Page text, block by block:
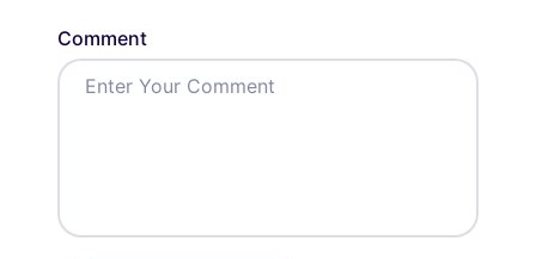
Comment